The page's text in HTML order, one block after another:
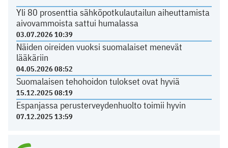
Yli 80 prosenttia sähköpotkulautailun aiheuttamista
aivovammoista sattui humalassa
03.07.2026 10:39
Näiden oireiden vuoksi suomalaiset menevät
lääkäriin
04.05.2026 08:52
Suomalaisen tehohoidon tulokset ovat hyviä
15.12.2025 08:19
Espanjassa perusterveydenhuolto toimii hyvin
07.12.2025 13:59